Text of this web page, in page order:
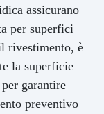
assicurano
per superfici
rivestimento, è
la superficie
garantire
preventivo